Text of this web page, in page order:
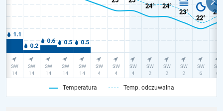
Temperatura Temp. odczuwalna